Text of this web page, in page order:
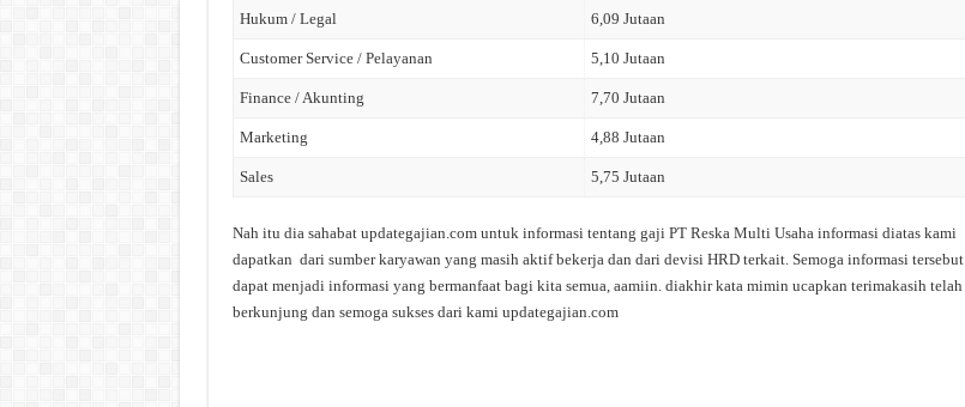
Hukum / Legal 6,09 Jutaan
Customer Service / Pelayanan 5,10 Jutaan
Finance / Akunting 7,70 Jutaan
Marketing 4,88 Jutaan
Sales 5,75 Jutaan
Nah itu dia sahabat updategajian.com untuk informasi tentang gaji PT Reska Multi Usaha informasi diatas kami
dapatkan dari sumber karyawan yang masih aktif bekerja dan dari devisi HRD terkait. Semoga informasi tersebut
dapat menjadi informasi yang bermanfaat bagi kita semua, aamiin. diakhir kata mimin ucapkan terimakasih telah
berkunjung dan semoga sukses dari kami updategajian.com